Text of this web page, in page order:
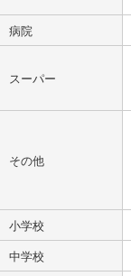
病院
スーパー
その他
小学校
中学校